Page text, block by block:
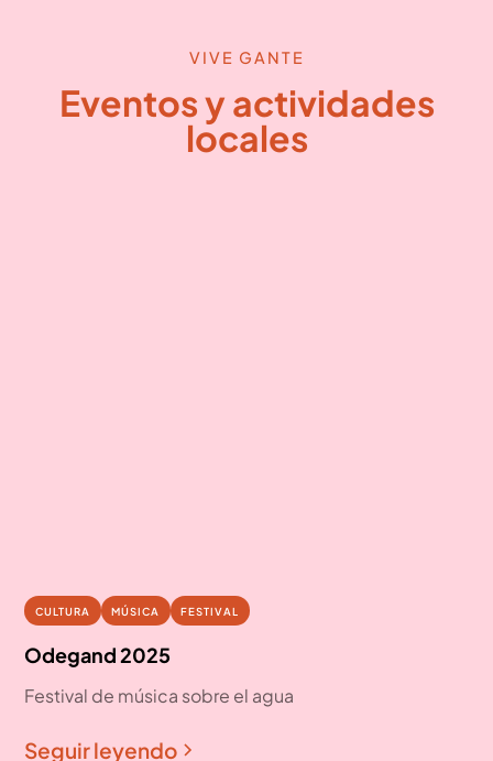
VIVE GANTE
Eventos y actividades
locales
13
sep
CULTURA MÚSICA FESTIVAL
Odegand 2025
Festival de música sobre el agua
Seguir leyendo